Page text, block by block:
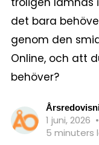
det bara
genom den
Online, och att
behöver?
1 juni, 2026 •
5 minuters